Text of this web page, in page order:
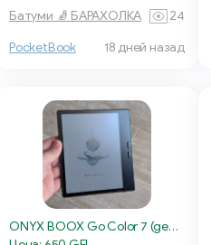
Батуми 🧦 БАРАХОЛКА 24
PocketBook 18 дней назад
ONYX BOOX Go Color 7 (gen 2)